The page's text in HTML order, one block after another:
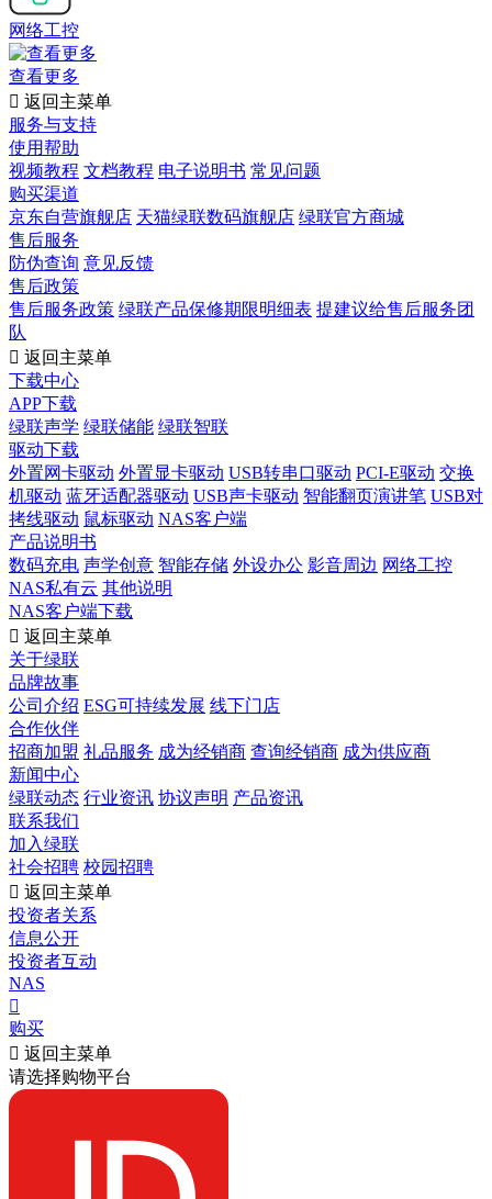
网络工控
查看更多
 返回主菜单
服务与支持
使用帮助
视频教程 文档教程 电子说明书 常见问题
购买渠道
京东自营旗舰店 天猫绿联数码旗舰店 绿联官方商城
售后服务
防伪查询 意见反馈
售后政策
售后服务政策 绿联产品保修期限明细表 提建议给售后服务团
队
 返回主菜单
下载中心
APP下载
绿联声学 绿联储能 绿联智联
驱动下载
外置网卡驱动 外置显卡驱动 USB转串口驱动 PCI-E驱动 交换
机驱动 蓝牙适配器驱动 USB声卡驱动 智能翻页演讲笔 USB对
拷线驱动 鼠标驱动 NAS客户端
产品说明书
数码充电 声学创意 智能存储 外设办公 影音周边 网络工控
NAS私有云 其他说明
NAS客户端下载
 返回主菜单
关于绿联
品牌故事
公司介绍 ESG可持续发展 线下门店
合作伙伴
招商加盟 礼品服务 成为经销商 查询经销商 成为供应商
新闻中心
绿联动态 行业资讯 协议声明 产品资讯
联系我们
加入绿联
社会招聘 校园招聘
 返回主菜单
投资者关系
信息公开
投资者互动
NAS

购买
 返回主菜单
请选择购物平台